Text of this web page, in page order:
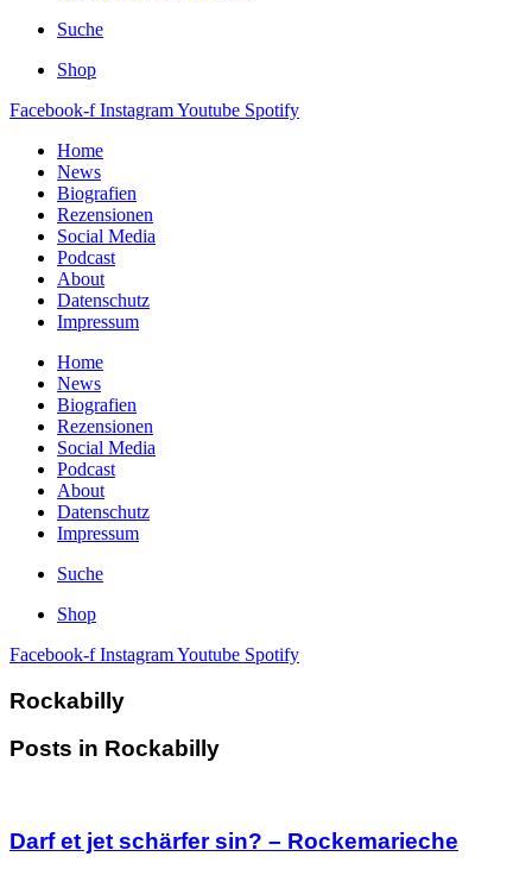
Suche
Shop
Facebook-f InstagramYoutube Spotify
Home
News
Biografien
Rezensionen
Social Media
Podcast
About
Datenschutz
Impressum
Home
News
Biografien
Rezensionen
Social Media
Podcast
About
Datenschutz
Impressum
Suche
Shop
Facebook-f InstagramYoutube Spotify
Rockabilly
Posts in Rockabilly
Darf et jet schärfer sin? – Rockemarieche